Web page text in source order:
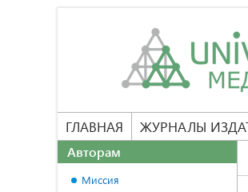
ГЛАВНАЯ ЖУРНАЛЫ
Авторам
Миссия